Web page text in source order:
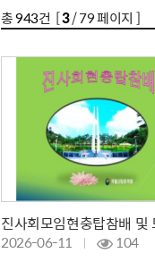
총943건 [3/ 79 페이지 ]
2026-06-11 104